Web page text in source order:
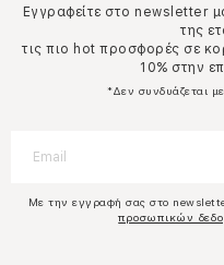
Εγγραφείτε στο newsletter
της
τις πιο hot προσφορές σε
10% στην
*Δεν συνδυάζεται
Με την εγγραφή σας στο
προσωπικών